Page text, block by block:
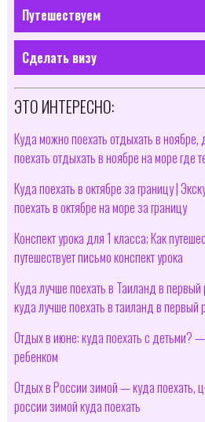
Путешествуем
Сделать визу
ЭТО ИНТЕРЕСНО:
Куда можно поехать отдыхать в
поехать отдыхать в ноябре на море где
Куда поехать в октябре за границу |
поехать в октябре на море за границу
Конспект урока для 1 класса; Как
путешествует письмо конспект урока
Куда лучше поехать в Таиланд в
куда лучше поехать в таиланд в первый
Отдых в июне: куда поехать с детьми?
ребенком
Отдых в России зимой — куда поехать,
россии зимой куда поехать